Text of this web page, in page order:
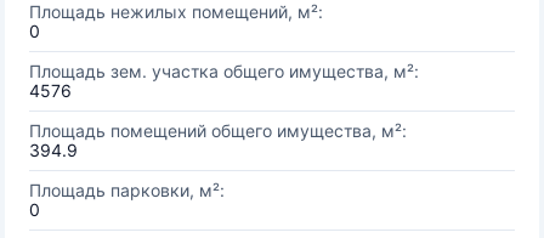
Площадь нежилых помещений, м²:
0
Площадь зем. участка общего имущества, м²:
4576
Площадь помещений общего имущества, м²:
394.9
Площадь парковки, м²:
0